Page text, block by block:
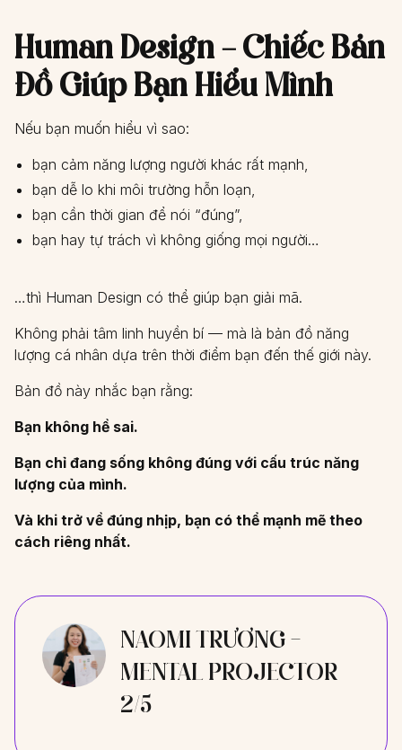
Human Design – Chiếc Bản
Đồ Giúp Bạn Hiểu Mình
Nếu bạn muốn hiểu vì sao:
bạn cảm năng lượng người khác rất mạnh,
bạn dễ lo khi môi trường hỗn loạn,
bạn cần thời gian để nói “đúng”,
bạn hay tự trách vì không giống mọi người…
…thì Human Design có thể giúp bạn giải mã.
Không phải tâm linh huyền bí — mà là bản đồ năng
lượng cá nhân dựa trên thời điểm bạn đến thế giới này.
Bản đồ này nhắc bạn rằng:
Bạn không hề sai.
Bạn chỉ đang sống không đúng với cấu trúc năng
lượng của mình.
Và khi trở về đúng nhịp, bạn có thể mạnh mẽ theo
cách riêng nhất.
NAOMI TRƯƠNG -
MENTAL PROJECTOR
2/5